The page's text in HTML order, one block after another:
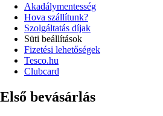
Akadálymentesség
Hova szállítunk?
Szolgáltatás díjak
Süti beállítások
Fizetési lehetőségek
Tesco.hu
Clubcard
Első bevásárlás